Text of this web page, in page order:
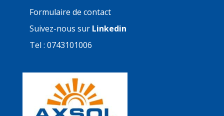
Formulaire de contact
Suivez-nous sur Linkedin
Tel : 0743101006